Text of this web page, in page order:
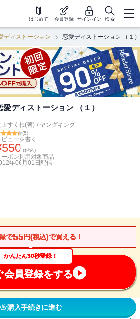
はじめて 会員登録 サインイン 検索
ディストーション 恋愛ディストーション （１）
愛ディストーション （１）
上すくね(著) / ヤングキング
(5)
ビューを書く
550 (税込)
ーポン利用対象商品
年06月01日 配信
で55円(税込)で買える！
かんたん30秒登録！
会員登録をする
購入手続きに進む